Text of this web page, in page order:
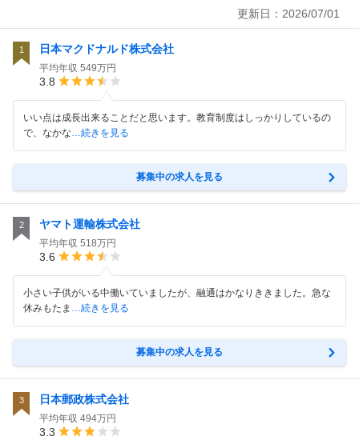
更新日： 2026/07/01
1 日本マクドナルド株式会社
平均年収 549万円
3.8
いい点は成長出来ることだと思います。教育制度はしっかりしているの
で、なかな…続きを見る
募集中の求人を見る
2 ヤマト運輸株式会社
平均年収 518万円
3.6
小さい子供がいる中働いていましたが、融通はかなりききました。急な
休みもたま …続きを見る
募集中の求人を見る
3 日本郵政株式会社
平均年収 494万円
3.3